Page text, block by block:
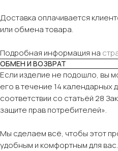
Доставка оплачивается
или обмена товара.
Подробная информация на
ОБМЕН И ВОЗВРАТ
Если изделие не подошло, вы
его в течение 14 календарных
соответствии со статьёй 28
защите прав потребителей».
Мы сделаем всё, чтобы этот
удобным и комфортным для вас.